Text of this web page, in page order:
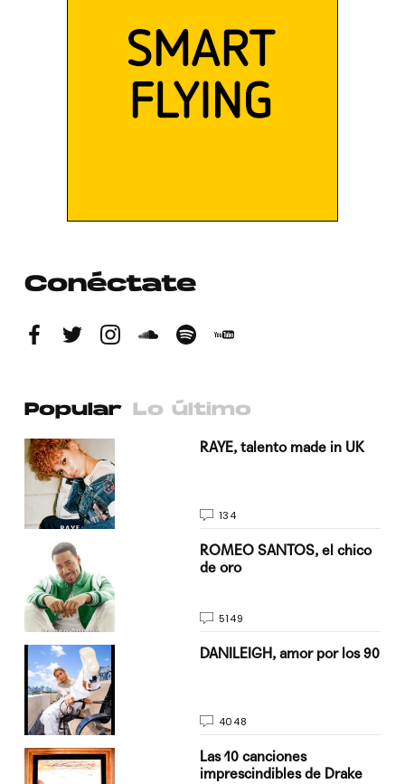
Conéctate
Popular Lo último
RAYE, talento made in UK
134
ROMEO SANTOS, el chico
de oro
5149
DANILEIGH, amor por los 90
4048
Las 10 canciones
imprescindibles de Drake